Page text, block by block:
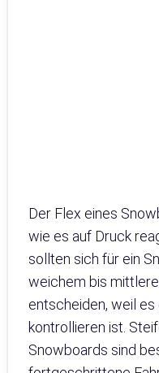
Der Flex eines
wie es auf Druck
sollten sich für ein
weichem bis
entscheiden, weil
kontrollieren ist.
Snowboards sind